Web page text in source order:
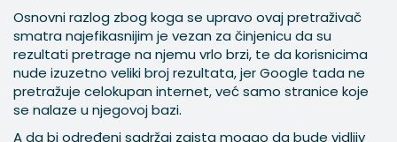
Osnovni razlog zbog koga se upravo ovaj pretraživač
smatra najefikasnijim je vezan za činjenicu da su
rezultati pretrage na njemu vrlo brzi, te da korisnicima
nude izuzetno veliki broj rezultata, jer Google tada ne
pretražuje celokupan internet, već samo stranice koje
se nalaze u njegovoj bazi.
A da bi određeni sadržaj zaista mogao da bude vidljiv